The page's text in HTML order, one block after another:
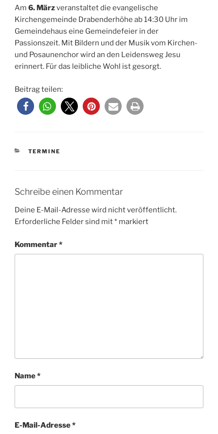
Am 6. Märzveranstaltet die evangelische
Kirchengemeinde Drabenderhöhe ab 14:30 Uhr im
Gemeindehaus eine Gemeindefeier in der
Passionszeit. Mit Bildern und der Musik vom Kirchen-
und Posaunenchor wird an den Leidensweg Jesu
erinnert. Für das leibliche Wohl ist gesorgt.
Beitrag teilen:
KATEGORIEN
TERMINE
Schreibe einen Kommentar
Deine E-Mail-Adresse wird nicht veröffentlicht.
Erforderliche Felder sind mit* markiert
Kommentar*
Name*
E-Mail-Adresse*